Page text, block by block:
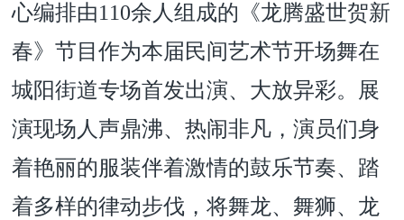
心编排由110余人组成的《龙腾盛世贺新
春》节目作为本届民间艺术节开场舞在
城阳街道专场首发出演、大放异彩。展
演现场人声鼎沸、热闹非凡，演员们身
着艳丽的服装伴着激情的鼓乐节奏、踏
着多样的律动步伐，将舞龙、舞狮、龙